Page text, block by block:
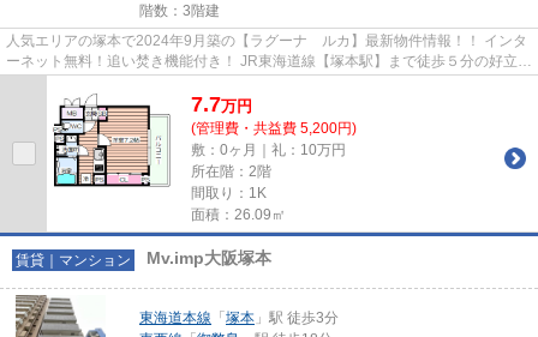
階数：3階建
人気エリアの塚本で2024年9月築の【ラグーナ ルカ】最新物件情報！！ インタ
ーネット無料！追い焚き機能付き！ JR東海道線【塚本駅】まで徒歩５分の好立
7.7万円
(管理費・共益費 5,200円)
敷：0ヶ月｜礼：10万円
所在階：2階
間取り：1K
面積：26.09㎡
賃貸｜マンション Mv.imp大阪塚本
東海道本線 「 塚本 」駅 徒歩3分